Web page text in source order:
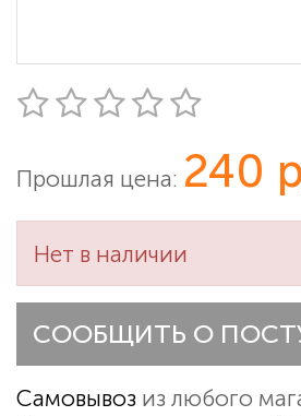
Прошлая цена: 240
Нет в наличии
СООБЩИТЬ О
Самовывоз из любого